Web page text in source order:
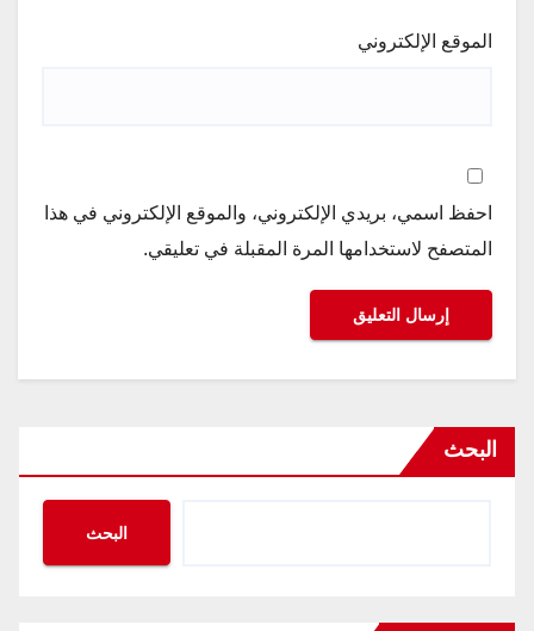
الموقع الإلكتروني
احفظ اسمي، بريدي الإلكتروني، والموقع الإلكتروني في هذا
المتصفح لاستخدامها المرة المقبلة في تعليقي.
البحث
البحث